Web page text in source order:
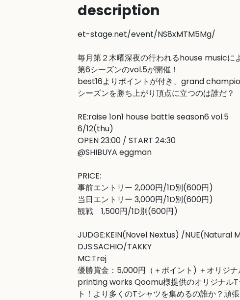
description
et-stage.net/event/NS8xMTM5Mg/
毎月第２木曜深夜の行われるhouse music
第6シーズンのvol.5が開催！
best16よりポイントが付き、grand
シーズンを勝ち上がり頂点に立つのは誰だ？
RE:raise 1on1 house battle season6 vol.5
6/12(thu)
OPEN 23:00 / START 24:30
@SHIBUYA eggman
PRICE:
事前エントリー 2,000円/1D別(600円)
当日エントリー 3,000円/1D別(600円)
観戦　1,500円/1D別(600円)
JUDGE:KEIN(Novel Nextus) /NUE(Natural
DJS:SACHIO/TAKKY
MC:Trej
優勝賞金：5,000円（＋ポイント) ＋オリジナ
printing works Qoomu様提供のオリジナルT
ト！より多くのTシャツを集めるの誰か？頑